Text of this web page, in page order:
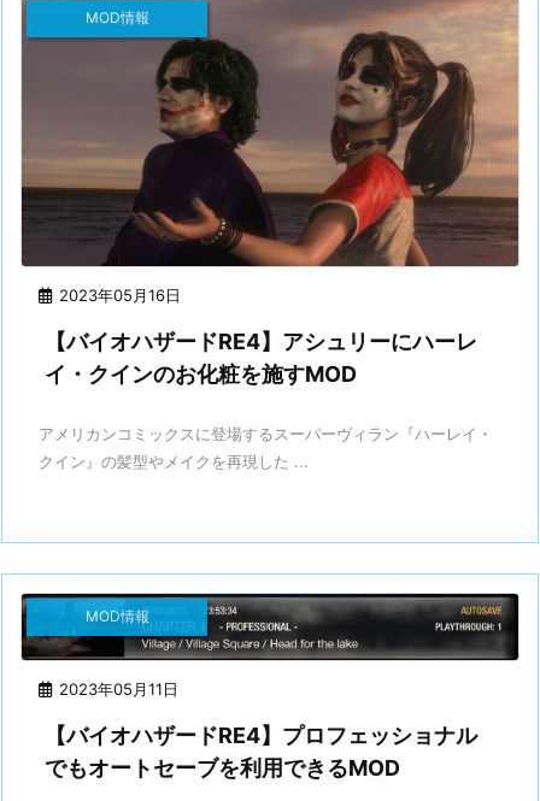
2023年05月16日
MOD情報
【バイオハザードRE4】アシュリーにハーレ
イ・クインのお化粧を施すMOD
アメリカンコミックスに登場するスーパーヴィラン『ハーレイ・
クイン』の髪型やメイクを再現した ...
2023年05月11日
MOD情報
【バイオハザードRE4】プロフェッショナル
でもオートセーブを利用できるMOD